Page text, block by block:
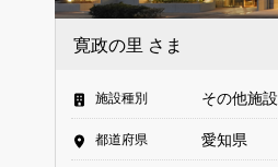
寛政の里 さま
施設種別 その他施設
都道府県 愛知県